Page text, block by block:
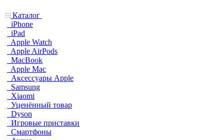
Каталог
iPhone
iPad
Apple Watch
Apple AirPods
MacBook
Apple Mac
Аксессуары Apple
Samsung
Xiaomi
Уценённый товар
Dyson
Игровые приставки
Смартфоны